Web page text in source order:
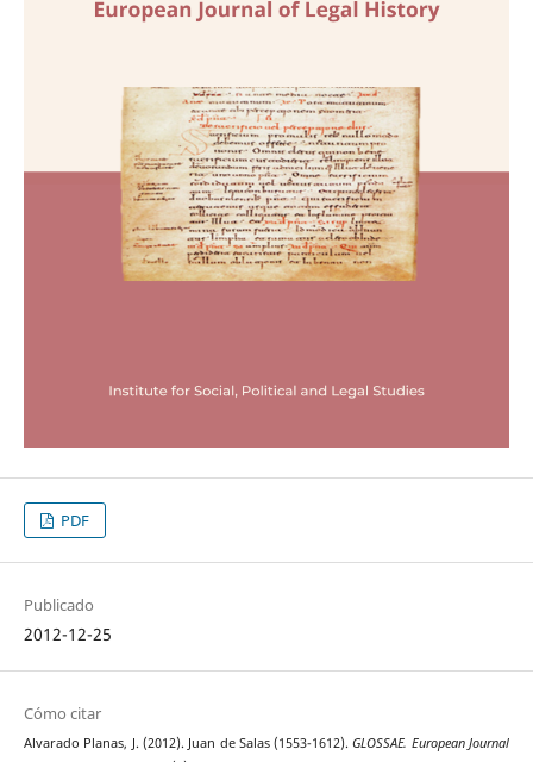
PDF
Publicado
2012-12-25
Cómo citar
Alvarado Planas, J. (2012). Juan de Salas (1553-1612).GLOSSAE. European Journal